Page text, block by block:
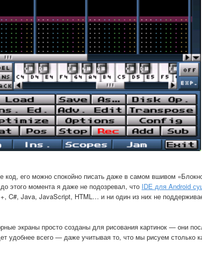
его можно спокойно писать даже в самом вшивом
этого момента я даже не подозревал, что IDE для Android
C#, Java, JavaScript, HTML… и ни один из них не
экраны просто созданы для рисования картинок — они
удобнее всего — даже учитывая то, что мы рисуем столько